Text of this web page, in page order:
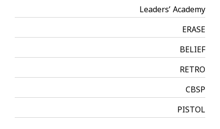
Leaders’ Academy
ERASE
BELIEF
RETRO
CBSP
PISTOL